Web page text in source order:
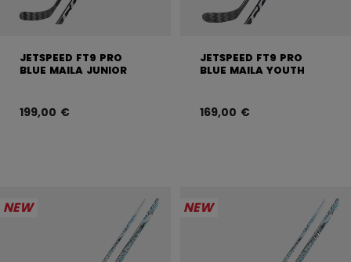
JETSPEED FT9 PRO
BLUE MAILA JUNIOR
199,00 €
JETSPEED FT9 PRO
BLUE MAILA YOUTH
169,00 €
NEW NEW